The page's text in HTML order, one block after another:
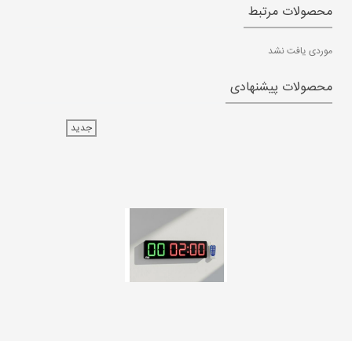
محصولات مرتبط
موردی یافت نشد
محصولات پیشنهادی
جدید